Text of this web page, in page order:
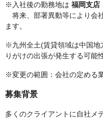
※入社後の勤務地は 福岡支店
将来、部署異動等により会
ます。
※九州全土(賃貸領域は中国地
りがけの出張が発生する可能
※変更の範囲：会社の定める
募集背景
多くのクライアントに自社メ